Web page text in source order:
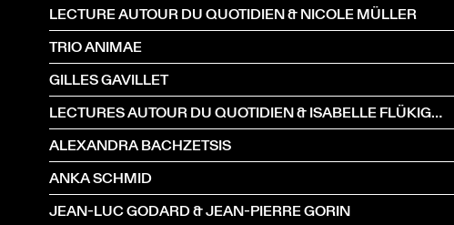
LECTURE AUTOUR DU QUOTIDIEN & NICOLE MÜLLER
TRIO ANIMAE
GILLES GAVILLET
LECTURES AUTOUR DU QUOTIDIEN & ISABELLE FLÜKIGER
ALEXANDRA BACHZETSIS
ANKA SCHMID
JEAN-LUC GODARD & JEAN-PIERRE GORIN